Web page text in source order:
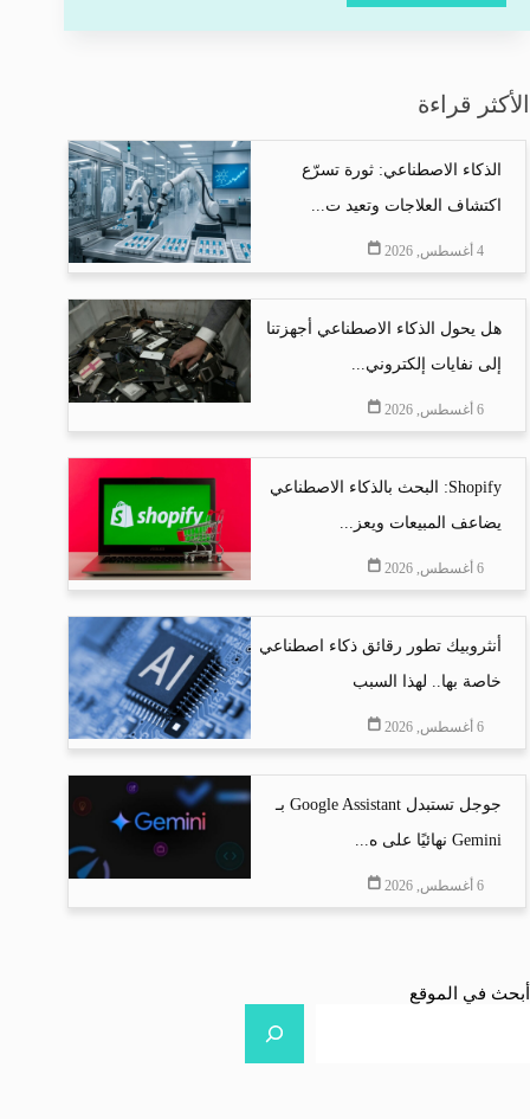
الأكثر قراءة
الذكاء الاصطناعي: ثورة تسرّع
اكتشاف العلاجات وتعيد ت...
4 أغسطس, 2026
هل يحول الذكاء الاصطناعي أجهزتنا
إلى نفايات إلكتروني...
6 أغسطس, 2026
Shopify: البحث بالذكاء الاصطناعي
يضاعف المبيعات ويعز...
6 أغسطس, 2026
أنثروبيك تطور رقائق ذكاء اصطناعي
خاصة بها.. لهذا السبب
6 أغسطس, 2026
جوجل تستبدل Google Assistant بـ
Gemini نهائيًا على ه...
6 أغسطس, 2026
أبحث في الموقع